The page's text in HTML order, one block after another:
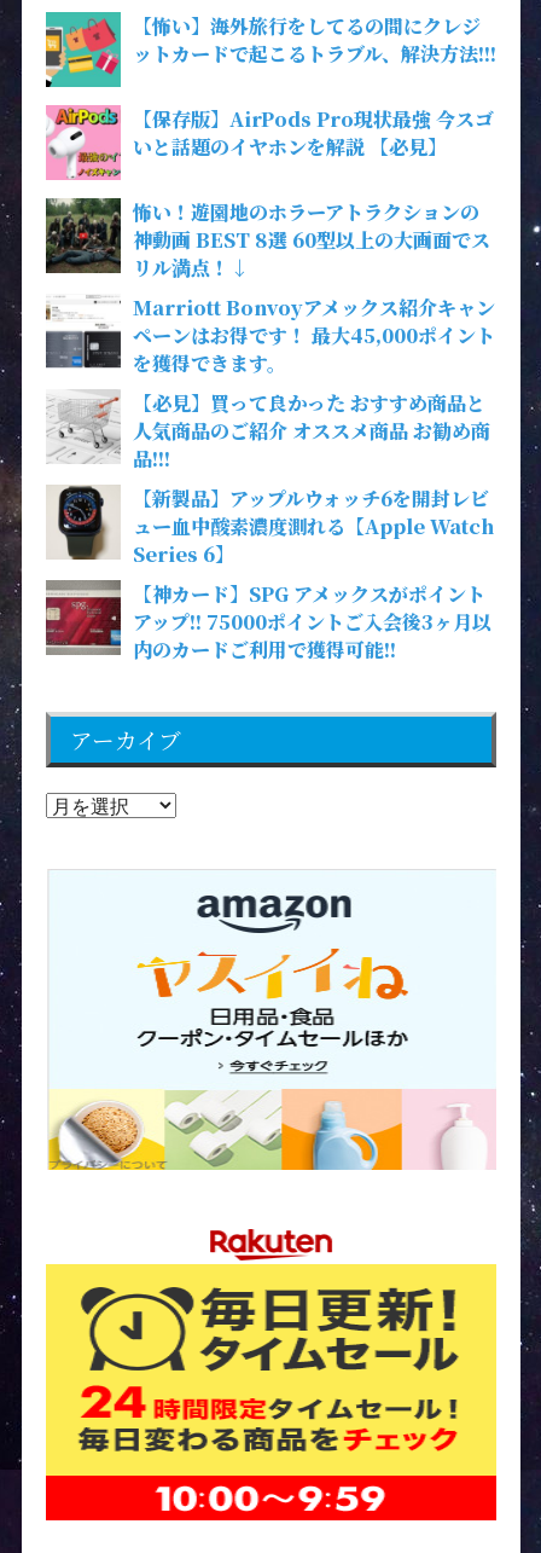
【怖い】海外旅行をしてるの間にクレジ
ットカードで起こるトラブル、解決方法!!!
【保存版】AirPods Pro現状最強 今スゴ
いと話題のイヤホンを解説 【必見】
怖い！遊園地のホラーアトラクションの
神動画 BEST 8選 60型以上の大画面でス
リル満点！↓
Marriott Bonvoyアメックス紹介キャン
ペーンはお得です！ 最大45,000ポイント
を獲得できます。
【必見】買って良かった おすすめ商品と
人気商品のご紹介 オススメ商品 お勧め商
品!!!
【新製品】アップルウォッチ6を開封レビ
ュー血中酸素濃度測れる【Apple Watch
Series 6】
【神カード】SPG アメックスがポイント
アップ!! 75000ポイントご入会後3ヶ月以
内のカードご利用で獲得可能!!
アーカイブ